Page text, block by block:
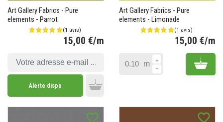
Art Gallery Fabrics - Pure
elements - Parrot
15,00 €/m
Alerte dispo
Art Gallery Fabrics - Pure
elements - Limonade
15,00 €/m
m Add
favorite_border favorite_border